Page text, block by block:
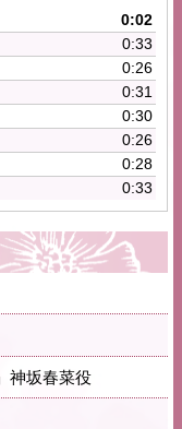
0:02
0:33
0:26
0:31
0:30
0:26
0:28
0:33
神坂春菜役